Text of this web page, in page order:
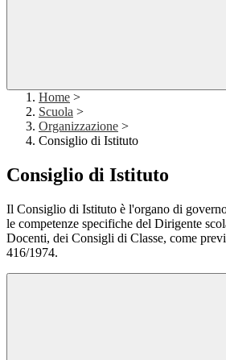
Home >
Scuola >
Organizzazione >
Consiglio di Istituto
Consiglio di Istituto
Il Consiglio di Istituto è l'organo di
le competenze specifiche del Dirigente
Docenti, dei Consigli di Classe, come
416/1974.